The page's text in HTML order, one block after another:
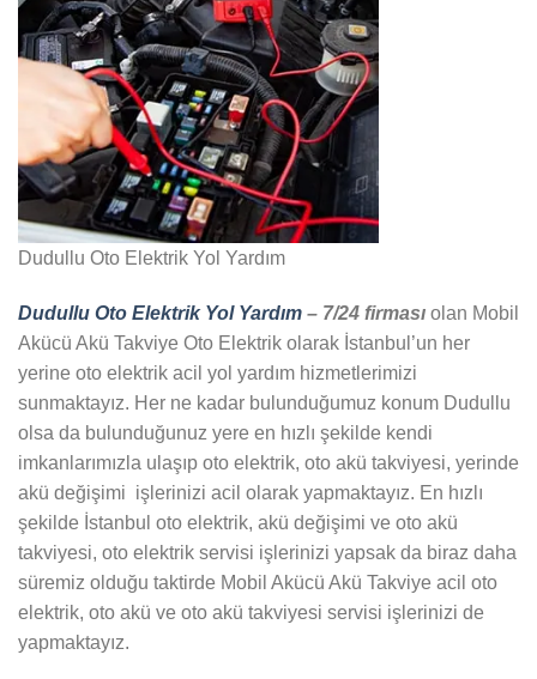
Dudullu Oto Elektrik Yol Yardım
Dudullu Oto Elektrik Yol Yardım – 7/24 firması olan Mobil
Akücü Akü Takviye Oto Elektrik olarak İstanbul’un her
yerine oto elektrik acil yol yardım hizmetlerimizi
sunmaktayız. Her ne kadar bulunduğumuz konum Dudullu
olsa da bulunduğunuz yere en hızlı şekilde kendi
imkanlarımızla ulaşıp oto elektrik, oto akü takviyesi, yerinde
akü değişimi işlerinizi acil olarak yapmaktayız. En hızlı
şekilde İstanbul oto elektrik, akü değişimi ve oto akü
takviyesi, oto elektrik servisi işlerinizi yapsak da biraz daha
süremiz olduğu taktirde Mobil Akücü Akü Takviye acil oto
elektrik, oto akü ve oto akü takviyesi servisi işlerinizi de
yapmaktayız.